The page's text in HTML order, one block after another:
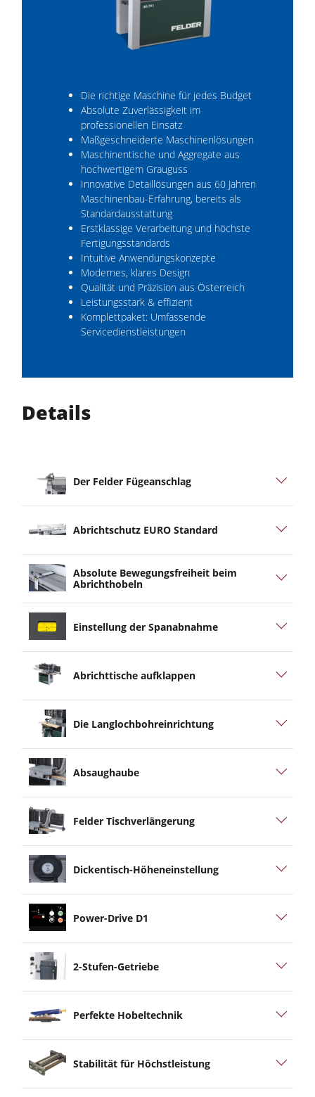
Die richtige Maschine für jedes Budget
Absolute Zuverlässigkeit im
professionellen Einsatz
Maßgeschneiderte Maschinenlösungen
Maschinentische und Aggregate aus
hochwertigem Grauguss
Innovative Detaillösungen aus 60 Jahren
Maschinenbau-Erfahrung, bereits als
Standardausstattung
Erstklassige Verarbeitung und höchste
Fertigungsstandards
Intuitive Anwendungskonzepte
Modernes, klares Design
Qualität und Präzision aus Österreich
Leistungsstark & effizient
Komplettpaket: Umfassende
Servicedienstleistungen
Details
Der Felder Fügeanschlag
Abrichtschutz EURO Standard
Absolute Bewegungsfreiheit beim
Abrichthobeln
Einstellung der Spanabnahme
Abrichttische aufklappen
Die Langlochbohreinrichtung
Absaughaube
Felder Tischverlängerung
Dickentisch-Höheneinstellung
Power-Drive D1
2-Stufen-Getriebe
Perfekte Hobeltechnik
Stabilität für Höchstleistung